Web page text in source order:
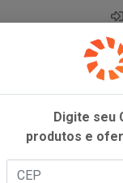
15X11G KYDOIDEIRA
Digite seu
produtos e